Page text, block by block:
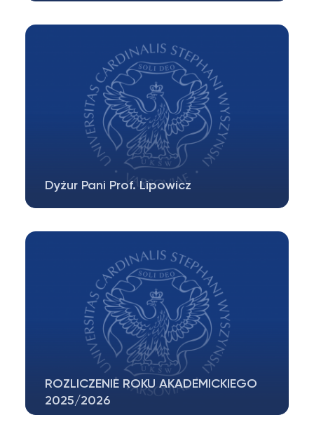
zaszczyt zaprosić wszystkich tegorocznych…
Dyżur Pani Prof. Lipowicz
się 30.06 o godzinie 12.00 (po…
ROZLICZENIE ROKU AKADEMICKIEGO
2025/2026